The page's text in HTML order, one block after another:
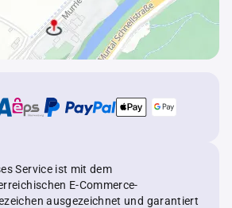
Service ist mit dem
E-Commerce-
ausgezeichnet und garantiert